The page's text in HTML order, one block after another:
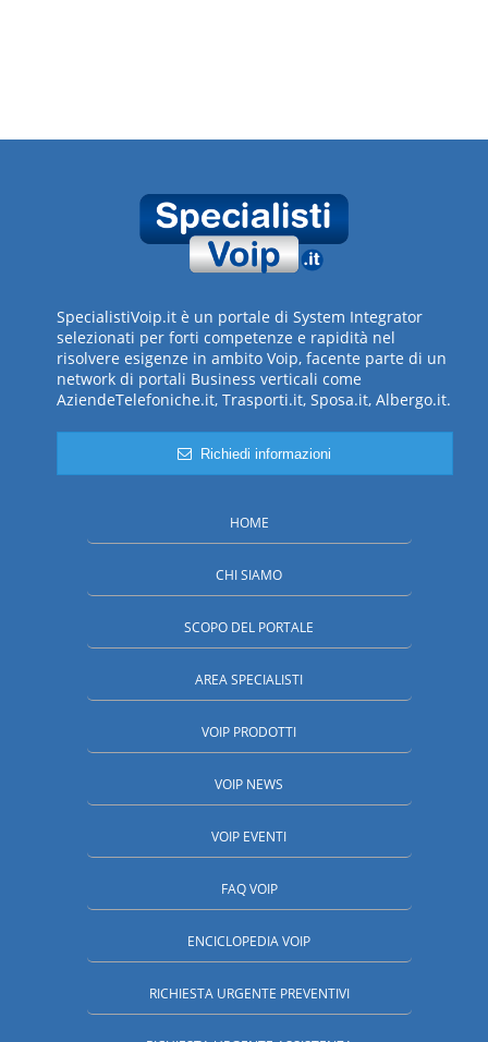
SpecialistiVoip.it è un portale di System Integrator
selezionati per forti competenze e rapidità nel
risolvere esigenze in ambito Voip, facente parte di un
network di portali Business verticali come
AziendeTelefoniche.it, Trasporti.it, Sposa.it, Albergo.it.
Richiedi informazioni
HOME
CHI SIAMO
SCOPO DEL PORTALE
AREA SPECIALISTI
VOIP PRODOTTI
VOIP NEWS
VOIP EVENTI
FAQ VOIP
ENCICLOPEDIA VOIP
RICHIESTA URGENTE PREVENTIVI